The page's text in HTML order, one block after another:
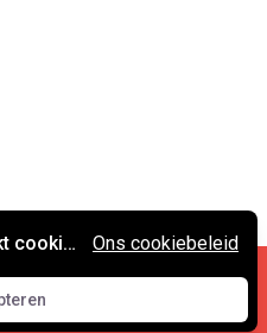
•
Contact
Deze website gebruikt cookies.
Accepteren
Ons cookiebeleid